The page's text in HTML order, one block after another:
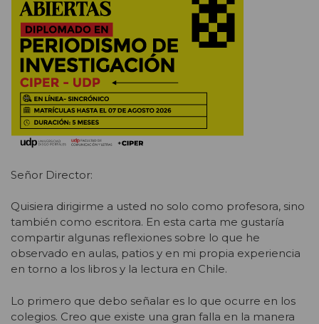
Señor Director:
Quisiera dirigirme a usted no solo como profesora, sino
también como escritora. En esta carta me gustaría
compartir algunas reflexiones sobre lo que he
observado en aulas, patios y en mi propia experiencia
en torno a los libros y la lectura en Chile.
Lo primero que debo señalar es lo que ocurre en los
colegios. Creo que existe una gran falla en la manera